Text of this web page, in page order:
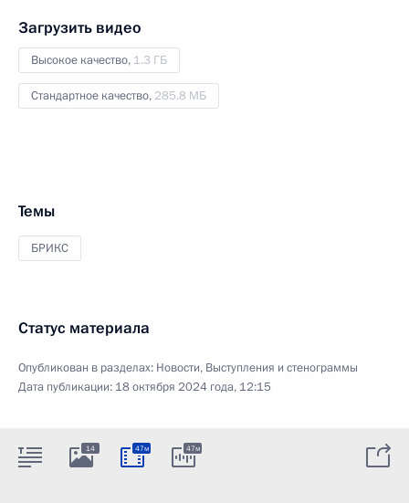
Загрузить видео
Высокое качество, 1.3 ГБ
Стандартное качество, 285.8 МБ
Темы
БРИКС
Статус материала
Опубликован в разделах: Новости, Выступления и стенограммы
Дата публикации: 18 октября 2024 года, 12:15
14 47м 47м